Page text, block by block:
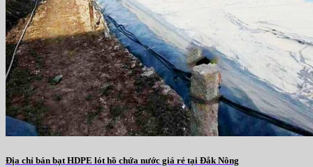
Địa chỉ bán bạt HDPE lót hồ chứa nước giá rẻ tại Đắk Nông